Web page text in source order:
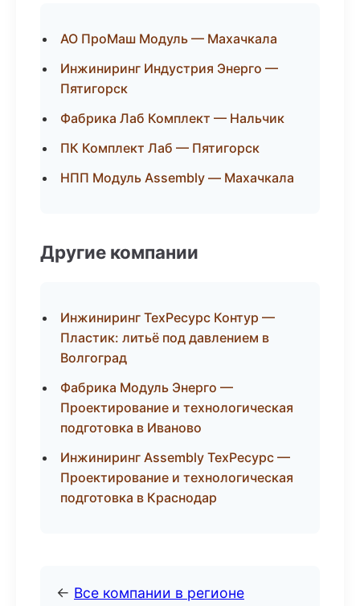
АО ПроМаш Модуль — Махачкала
Инжиниринг Индустрия Энерго —
Пятигорск
Фабрика Лаб Комплект — Нальчик
ПК Комплект Лаб — Пятигорск
НПП Модуль Assembly — Махачкала
Другие компании
Инжиниринг ТехРесурс Контур —
Пластик: литьё под давлением в
Волгоград
Фабрика Модуль Энерго —
Проектирование и технологическая
подготовка в Иваново
Инжиниринг Assembly ТехРесурс —
Проектирование и технологическая
подготовка в Краснодар
← Все компании в регионе